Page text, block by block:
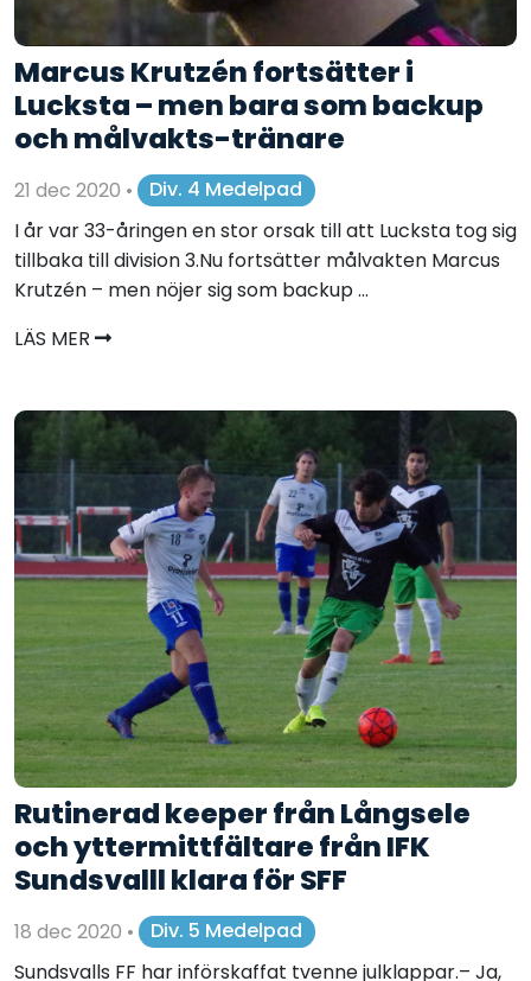
Marcus Krutzén fortsätter i
Lucksta – men bara som backup
och målvakts-tränare
21 dec 2020 •
Div. 4 Medelpad
I år var 33-åringen en stor orsak till att Lucksta tog sig
tillbaka till division 3.Nu fortsätter målvakten Marcus
Krutzén – men nöjer sig som backup ...
LÄS MER
Rutinerad keeper från Långsele
och yttermittfältare från IFK
Sundsvalll klara för SFF
18 dec 2020 •
Div. 5 Medelpad
Sundsvalls FF har införskaffat tvenne julklappar.– Ja,